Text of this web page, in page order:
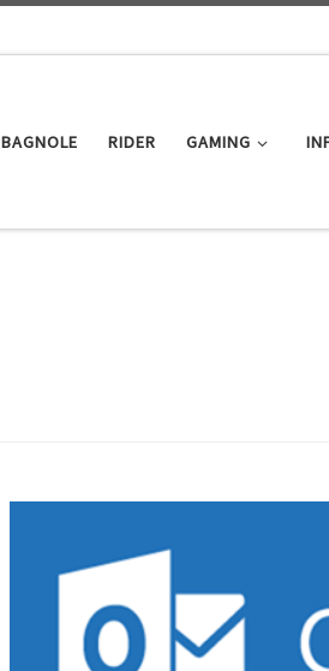
BAGNOLE RIDER GAMING